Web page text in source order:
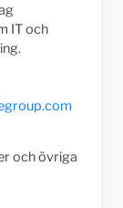
IT och
och övriga